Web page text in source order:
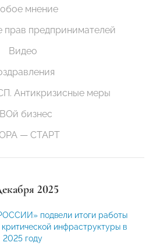
мнение
прав предпринимателей
Видео
Антикризисные меры
бизнес
— СТАРТ
2025
подвели итоги работы
инфраструктуры в
2025 году